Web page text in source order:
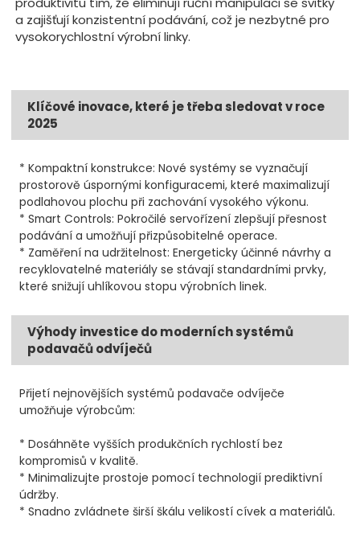
a zajišťují konzistentní podávání, což je nezbytné pro
vysokorychlostní výrobní linky.
Klíčové inovace, které je třeba sledovat v roce
2025
* Kompaktní konstrukce: Nové systémy se vyznačují
prostorově úspornými konfiguracemi, které maximalizují
podlahovou plochu při zachování vysokého výkonu.
* Smart Controls: Pokročilé servořízení zlepšují přesnost
podávání a umožňují přizpůsobitelné operace.
* Zaměření na udržitelnost: Energeticky účinné návrhy a
recyklovatelné materiály se stávají standardními prvky,
které snižují uhlíkovou stopu výrobních linek.
Výhody investice do moderních systémů
podavačů odvíječů
Přijetí nejnovějších systémů podavače odvíječe
umožňuje výrobcům:
* Dosáhněte vyšších produkčních rychlostí bez
kompromisů v kvalitě.
* Minimalizujte prostoje pomocí technologií prediktivní
údržby.
* Snadno zvládnete širší škálu velikostí cívek a materiálů.